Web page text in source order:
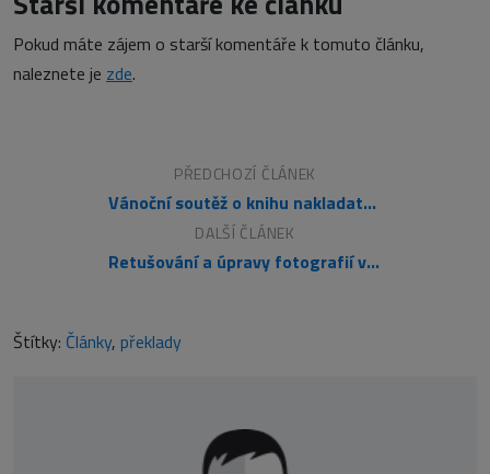
Pokud máte zájem o starší komentáře k tomuto článku,
naleznete je zde.
PŘEDCHOZÍ ČLÁNEK
Vánoční soutěž o knihu nakladatelství Zoner Press (16. prosince 2007)
DALŠÍ ČLÁNEK
Retušování a úpravy fotografií v Adobe Photoshop CS/CS2 (Tomáš Barčík)
Štítky: Články, překlady